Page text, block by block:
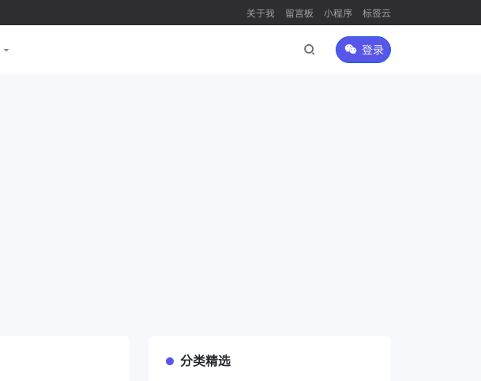
关于我 留言板 小程序 标签云
登录
分类精选